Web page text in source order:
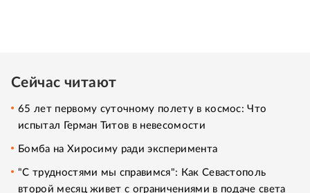
Сейчас читают
65 лет первому суточному полету в космос: Что
испытал Герман Титов в невесомости
Бомба на Хиросиму ради эксперимента
"С трудностями мы справимся": Как Севастополь
второй месяц живет с ограничениями в подаче света